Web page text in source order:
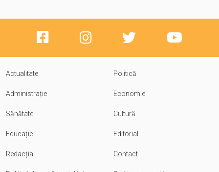
Actualitate Politică
Administrație Economie
Sănătate Cultură
Educație Editorial
Redacția Contact